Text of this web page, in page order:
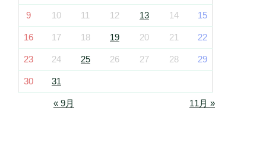
9 10 11 12 13 14 15
16 17 18 19 20 21 22
23 24 25 26 27 28 29
30 31
« 9月 11月 »